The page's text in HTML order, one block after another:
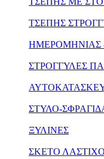
ΤΣΕΠΗΣ
ΗΜΕΡΟΜΗΝΙΑΣ
ΣΤΡΟΓΓΥΛΕΣ
ΣΤΥΛΟ-
ΞΥΛΙΝΕΣ
ΣΚΕΤΟ